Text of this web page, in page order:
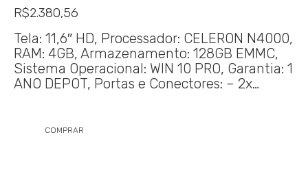
R$2.380,56
Tela: 11,6″ HD, Processador: CELERON N4000,
RAM: 4GB, Armazenamento: 128GB EMMC,
Sistema Operacional: WIN 10 PRO, Garantia: 1
ANO DEPOT, Portas e Conectores: – 2x…
COMPRAR